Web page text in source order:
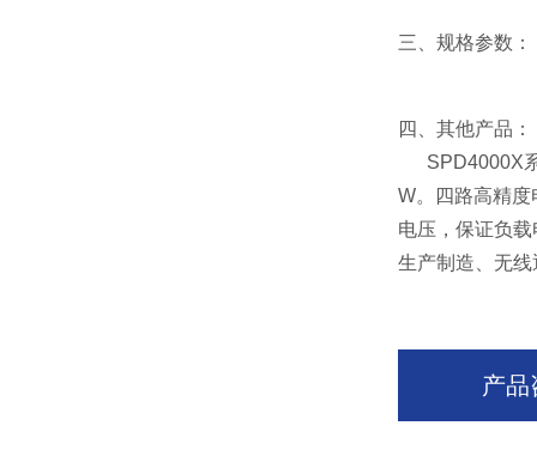
三、规格参数：
四、其他产品：
SPD4000X系
W。四路高精
电压，保证负
生产制造、无
产品